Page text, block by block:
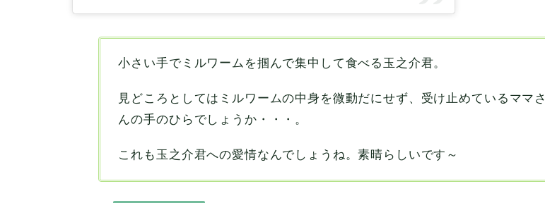
小さい手でミルワームを掴んで集中して食べる玉之介君。
見どころとしてはミルワームの中身を微動だにせず、受け止めているママさ
んの手のひらでしょうか・・・。
これも玉之介君への愛情なんでしょうね。素晴らしいです～